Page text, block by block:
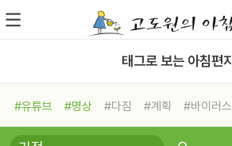
태그로 보는 아침편지
#유튜브 #명상 #다짐 #계획 #바이러스
#비전캠프
#독서캠프 #삶